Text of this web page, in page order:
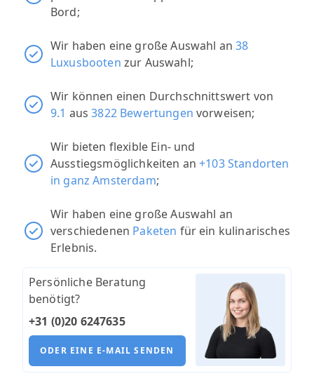
Bord;
Wir haben eine große Auswahl an38
Luxusbooten zur Auswahl;
Wir können einen Durchschnittswert von
9.1 aus3822 Bewertungen vorweisen;
Wir bieten flexible Ein- und
Ausstiegsmöglichkeiten an+103 Standorten
in ganz Amsterdam;
Wir haben eine große Auswahl an
verschiedenen Paketen für ein kulinarisches
Erlebnis.
Persönliche Beratung
benötigt?
+31 (0)20 6247635
ODER EINE E-MAIL SENDEN